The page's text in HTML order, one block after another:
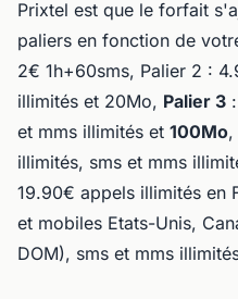
Prixtel est que le forfait
paliers en fonction de
2€ 1h+60sms, Palier 2 :
illimités et 20Mo, Palier 3
et mms illimités et 100Mo,
illimités, sms et mms
19.90€ appels illimités en
et mobiles Etats-Unis,
DOM), sms et mms